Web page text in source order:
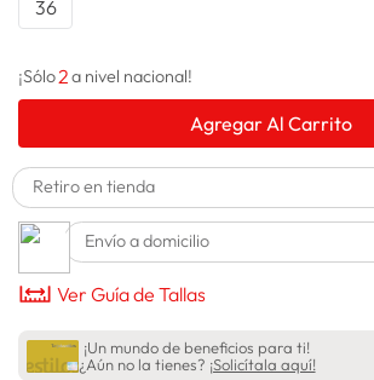
10. spiderman
36
¡Sólo2a nivel nacional!
Agregar Al Carrito
Retiro en tienda
Envío a domicilio
Ver Guía de Tallas
¡Un mundo de beneficios para ti!
¿Aún no la tienes? ¡Solicítala aquí!